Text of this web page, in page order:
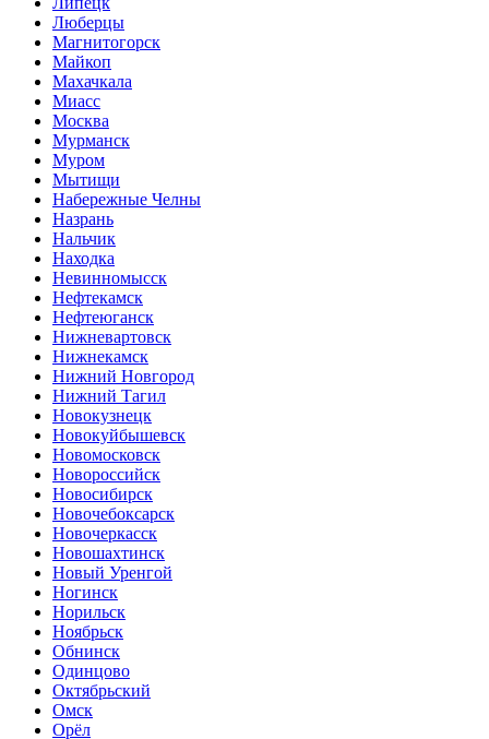
Люберцы
Магнитогорск
Майкоп
Махачкала
Миасс
Москва
Мурманск
Муром
Мытищи
Набережные Челны
Назрань
Нальчик
Находка
Невинномысск
Нефтекамск
Нефтеюганск
Нижневартовск
Нижнекамск
Нижний Новгород
Нижний Тагил
Новокузнецк
Новокуйбышевск
Новомосковск
Новороссийск
Новосибирск
Новочебоксарск
Новочеркасск
Новошахтинск
Новый Уренгой
Ногинск
Норильск
Ноябрьск
Обнинск
Одинцово
Октябрьский
Омск
Орёл